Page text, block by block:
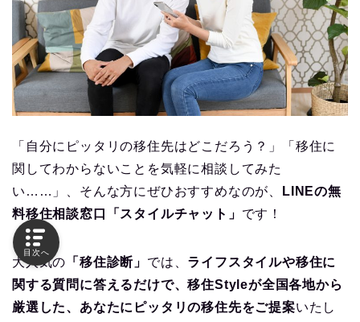
「自分にピッタリの移住先はどこだろう？」「移住に
関してわからないことを気軽に相談してみた
い……」、そんな方にぜひおすすめなのが、
LINEの無
料移住相談窓口「スタイルチャット」 です！
大人気の 「移住診断」 では、 ライフスタイルや移住に
関する質問に答えるだけで、移住Styleが全国各地から
厳選した、あなたにピッタリの移住先をご提案いたし
目次へ